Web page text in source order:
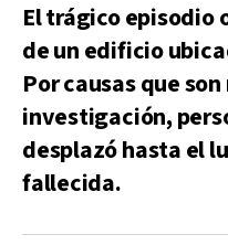
El trágico episodio
de un edificio
Por causas que
investigación,
desplazó hasta el
fallecida.